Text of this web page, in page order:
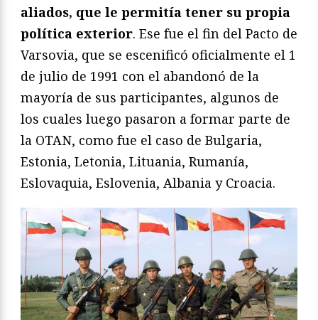
aliados, que le permitía tener su propia
política exterior. Ese fue el fin del Pacto de
Varsovia, que se escenificó oficialmente el 1
de julio de 1991 con el abandonó de la
mayoría de sus participantes, algunos de
los cuales luego pasaron a formar parte de
la OTAN, como fue el caso de Bulgaria,
Estonia, Letonia, Lituania, Rumanía,
Eslovaquia, Eslovenia, Albania y Croacia.